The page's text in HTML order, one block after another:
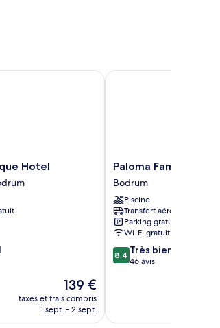
Hotel
Le
nouveau
prix
139 €
taxes et frais compris
1 sept. - 2 sept.
Hotel
Paloma
Family
Club
Bodrum
Paloma Family Club
Bodrum
Piscine
Transfert aéroport
Parking gratuit
Wi-Fi gratuit
8.4
sur
8,4 Très bien
46 avis
Paloma Family Club